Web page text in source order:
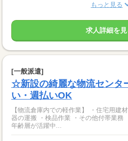
もっと見る
求人詳細を見
[一般派遣]
☆新設の綺麗な物流センタ
い・週払いOK
【物流倉庫内での軽作業】 ・住宅用建
器の運搬 ・検品作業 ・その他付帯業務 【オススメPOINT】 幅広い
年齢層が活躍中...